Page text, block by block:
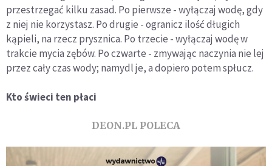
przestrzegać kilku zasad. Po pierwsze - wyłączaj wodę, gdy
z niej nie korzystasz. Po drugie - ogranicz ilość długich
kąpieli, na rzecz prysznica. Po trzecie - wyłączaj wodę w
trakcie mycia zębów. Po czwarte - zmywając naczynia nie lej
przez cały czas wody; namydl je, a dopiero potem spłucz.
Kto świeci ten płaci
DEON.PL POLECA